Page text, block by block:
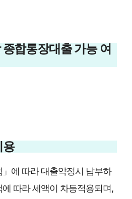
합통장대출 가능 여
용
에 따라 대출약정시 납부하
따라 세액이 차등적용되며,